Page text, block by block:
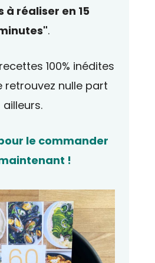
à réaliser en 15
.
100% inédites
retrouvez nulle part
ailleurs.
le commander
!